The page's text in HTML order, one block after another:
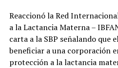
Reaccionó la Red
a la Lactancia Materna –
carta a la SBP señalando que
beneficiar a una corporación
protección a la lactancia